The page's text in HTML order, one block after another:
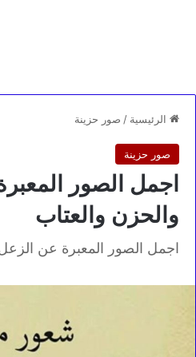
الرئيسية / صور حزينة
صور حزينة
اجمل الصور
والحزن والعتاب
اجمل الصور المعبرة عن